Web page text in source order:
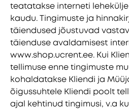
teatatakse interneti
kaudu. Tingimuste ja
täiendused jõustuvad
täienduse avaldamisest
www.shop.ucrent.ee. Kui
tellimuse enne tingimuste
kohaldatakse Kliendi ja
õigussuhtele Kliendi poolt
ajal kehtinud tingimusi, v.a